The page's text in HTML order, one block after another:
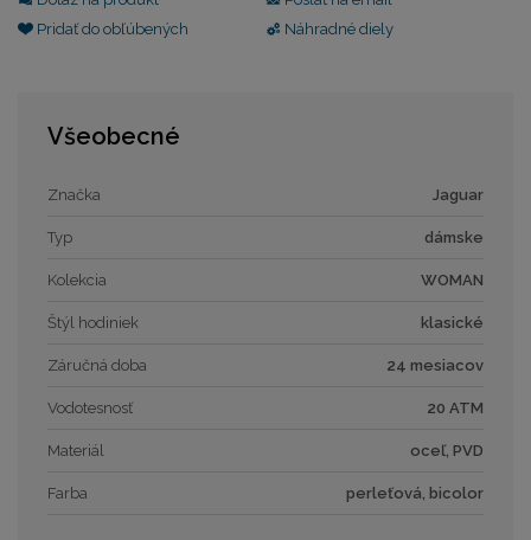
Pridať do obľúbených
Náhradné diely
Všeobecné
Značka Jaguar
Typ dámske
Kolekcia WOMAN
Štýl hodiniek klasické
Záručná doba 24 mesiacov
Vodotesnosť 20 ATM
Materiál oceľ, PVD
Farba perleťová, bicolor